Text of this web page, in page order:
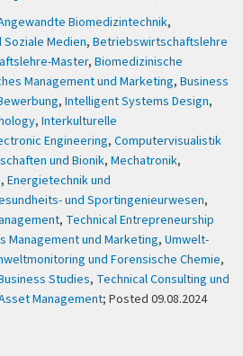
Biomedizintechnik,
Medien, Betriebswirtschaftslehre
Master, Biomedizinische
Management und Marketing, Business
, Intelligent Systems Design,
, Interkulturelle
Engineering, Computervisualistik
und Bionik, Mechatronik,
, Energietechnik und
und Sportingenieurwesen,
, Technical Entrepreneurship
Management und Marketing, Umwelt-
und Forensische Chemie,
Studies, Technical Consulting und
Management; Posted 09.08.2024